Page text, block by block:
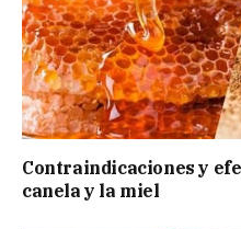
Contraindicaciones y
canela y la miel